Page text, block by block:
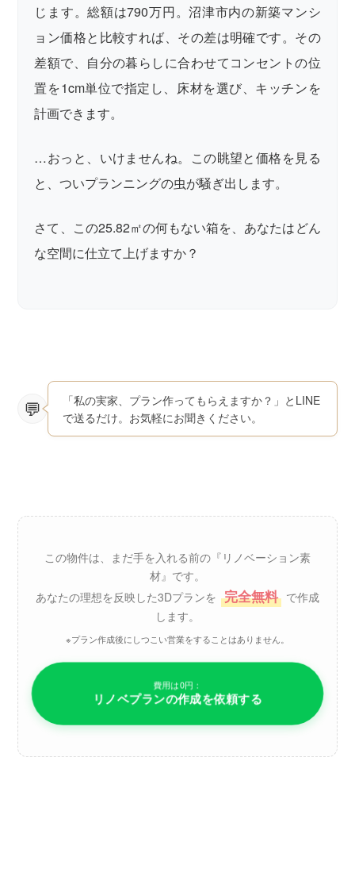
じます。総額は790万円。沼津市内の新築マンシ
ョン価格と比較すれば、その差は明確です。その
差額で、自分の暮らしに合わせてコンセントの位
置を1cm単位で指定し、床材を選び、キッチンを
計画できます。
…おっと、いけませんね。この眺望と価格を見る
と、ついプランニングの虫が騒ぎ出します。
さて、この25.82㎡の何もない箱を、あなたはどん
な空間に仕立て上げますか？
「私の実家、プラン作ってもらえますか？」とLINE
で送るだけ。お気軽にお聞きください。
この物件は、まだ手を入れる前の『リノベーション素
材』です。
あなたの理想を反映した3Dプランを 完全無料 で作成
します。
※プラン作成後にしつこい営業をすることはありません。
費用は0円：
リノベプランの作成を依頼する